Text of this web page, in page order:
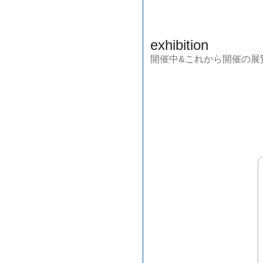
exhibition
開催中&これから開催の展